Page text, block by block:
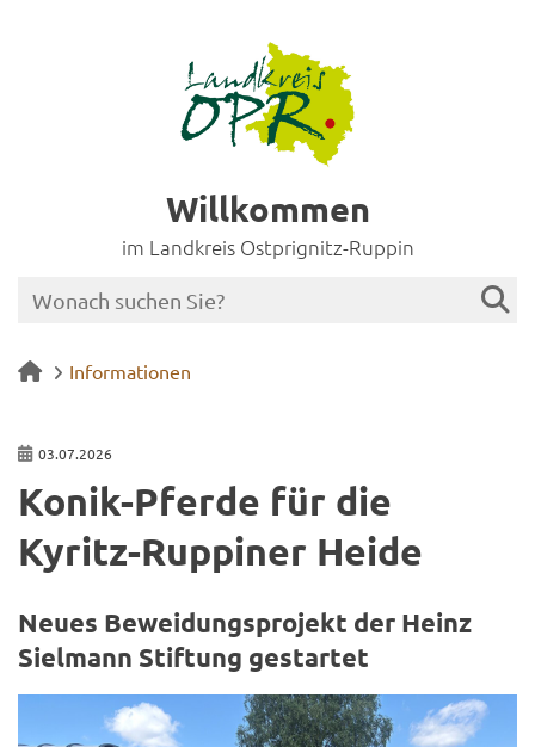
Willkommen
im Landkreis Ostprignitz-Ruppin
Informationen
03.07.2026
Konik-​Pferde für die
Kyritz-​Ruppiner Heide
Neues Be­wei­dungs­pro­jekt der Heinz
Siel­mann Stif­tung ge­star­tet